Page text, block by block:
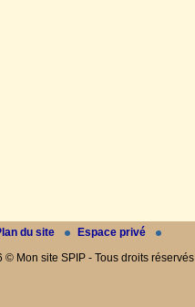
du site
Espace privé
© Mon site SPIP - Tous droits réservés